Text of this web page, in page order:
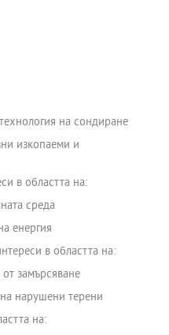
на сондиране
изкопаеми и
в областта на:
среда
енергия
в областта на:
замърсяване
нарушени терени
на: